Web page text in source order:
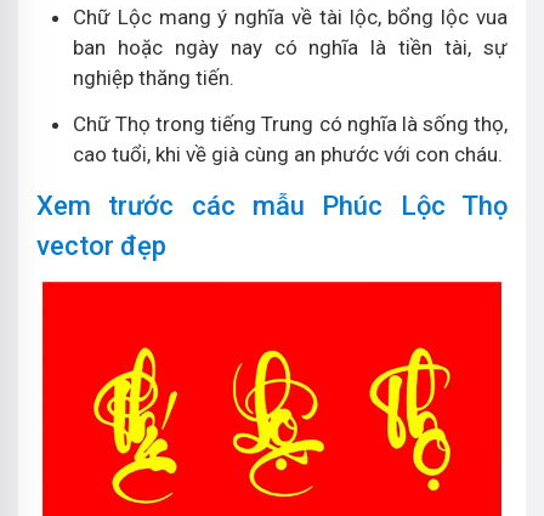
Chữ Lộc mang ý nghĩa về tài lộc, bổng lộc vua
ban hoặc ngày nay có nghĩa là tiền tài, sự
nghiệp thăng tiến.
Chữ Thọ trong tiếng Trung có nghĩa là sống thọ,
cao tuổi, khi về già cùng an phước với con cháu.
Xem trước các mẫu Phúc Lộc Thọ
vector đẹp